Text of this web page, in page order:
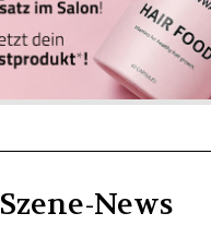
Szene-News